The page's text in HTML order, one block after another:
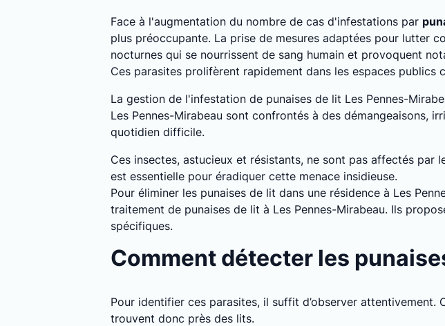
Face à l'augmentation du nombre de cas d'infestations par
plus préoccupante. La prise de mesures adaptées pour lutter
nocturnes qui se nourrissent de sang humain et provoquent
Ces parasites prolifèrent rapidement dans les espaces
La gestion de l'infestation de punaises de lit Les Pennes-
Les Pennes-Mirabeau sont confrontés à des démangeaisons,
quotidien difficile.
Ces insectes, astucieux et résistants, ne sont pas affectés
est essentielle pour éradiquer cette menace insidieuse.
Pour éliminer les punaises de lit dans une résidence à Les
traitement de punaises de lit à Les Pennes-Mirabeau. Ils
spécifiques.
Comment détecter les
Pour identifier ces parasites, il suffit d’observer
trouvent donc près des lits.